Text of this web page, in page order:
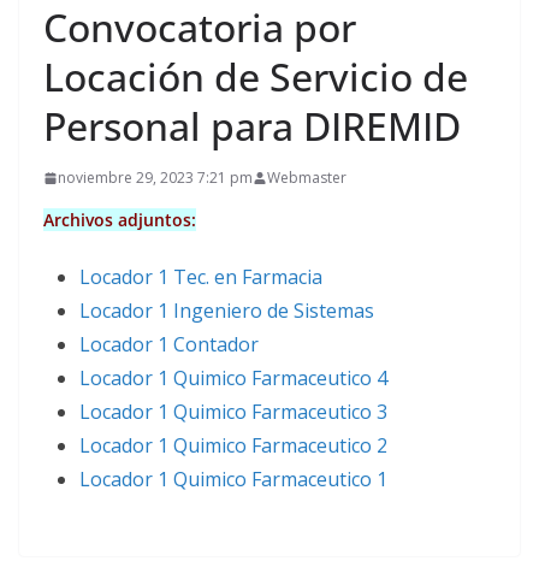
Convocatoria por
Locación de Servicio de
Personal para DIREMID
noviembre 29, 2023 7:21 pm Webmaster
Archivos adjuntos:
Locador 1 Tec. en Farmacia
Locador 1 Ingeniero de Sistemas
Locador 1 Contador
Locador 1 Quimico Farmaceutico 4
Locador 1 Quimico Farmaceutico 3
Locador 1 Quimico Farmaceutico 2
Locador 1 Quimico Farmaceutico 1